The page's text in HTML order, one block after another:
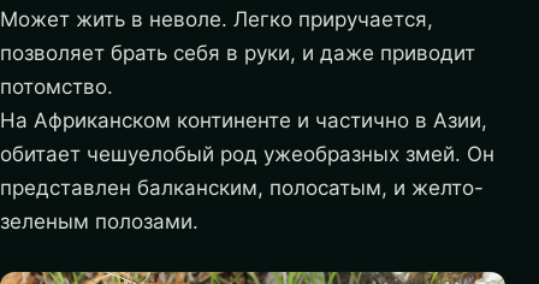
Может жить в неволе. Легко приручается,
позволяет брать себя в руки, и даже приводит
потомство.
На Африканском континенте и частично в Азии,
обитает чешуелобый род ужеобразных змей. Он
представлен балканским, полосатым, и желто-
зеленым полозами.